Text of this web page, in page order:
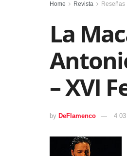
Home Revista Reseñas
La
– XVI
by DeFlamenco 4